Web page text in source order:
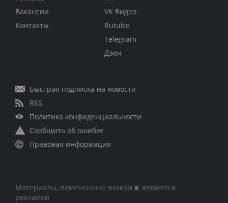
Вакансии
Контакты
VK Видео
Rutube
Telegram
Дзен
Быстрая подписка на новости
RSS
Политика конфиденциальности
Сообщить об ошибке
Правовая информация
Материалы, помеченные знаком ■, являются
рекламой